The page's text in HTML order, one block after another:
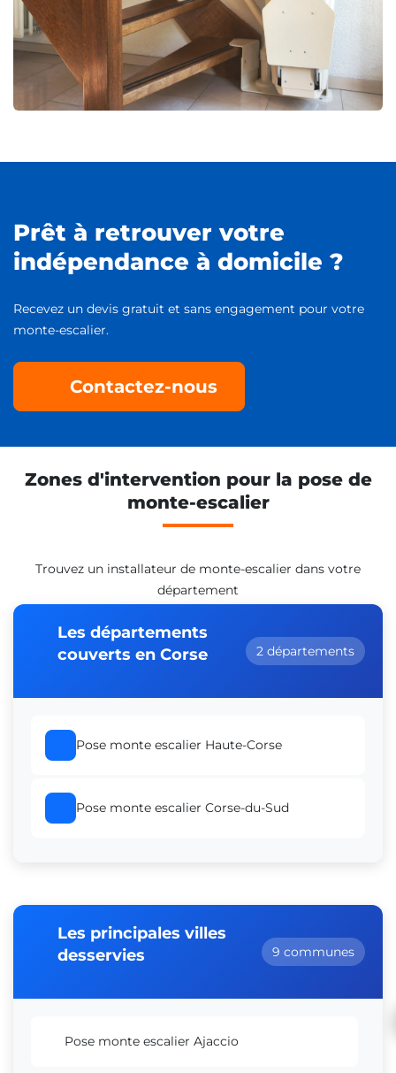
Prêt à retrouver votre
indépendance à domicile ?
Recevez un devis gratuit et sans engagement pour votre
monte-escalier.
Contactez-nous
Zones d'intervention pour la pose de
monte-escalier
Trouvez un installateur de monte-escalier dans votre
département
Les départements
couverts en Corse
2 départements
Pose monte escalier Haute-Corse
Pose monte escalier Corse-du-Sud
Les principales villes
desservies
9 communes
Pose monte escalier Ajaccio